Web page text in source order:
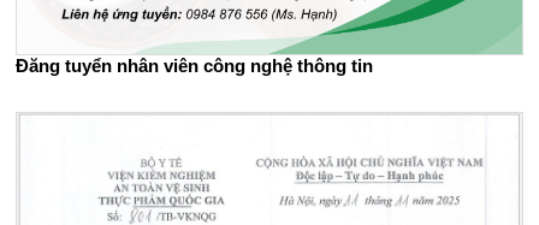
Đăng tuyển nhân viên công nghệ thông tin